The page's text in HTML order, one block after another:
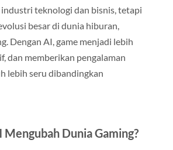
teknologi dan bisnis, tetapi
besar di dunia hiburan,
Dengan AI, game menjadi lebih
dan memberikan pengalaman
lebih seru dibandingkan
Mengubah Dunia Gaming?